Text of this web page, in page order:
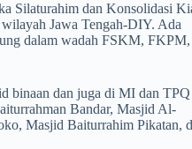
Silaturahim dan Konsolidasi
Jawa Tengah-DIY. Ada
dalam wadah FSKM, FKPM,
binaan dan juga di MI dan TPQ
Bandar, Masjid Al-
Masjid Baiturrahim Pikatan,